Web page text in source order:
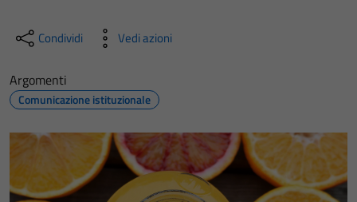
Condividi Vedi azioni
Argomenti
Comunicazione istituzionale